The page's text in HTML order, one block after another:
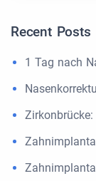
Recent Posts
1 Tag nach